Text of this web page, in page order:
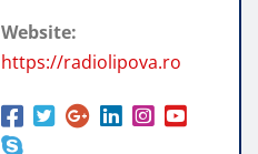
Website:
https://radiolipova.ro